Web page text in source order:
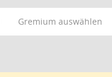
Gremium auswählen